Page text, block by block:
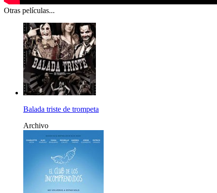
Otras películas...
Balada triste de trompeta
Archivo